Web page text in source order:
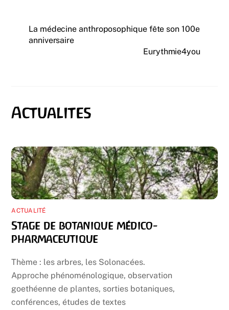
La médecine anthroposophique fête son 100e
anniversaire
Eurythmie4you
ACTUALITÉ
Stage de botanique médico-
pharmaceutique
Thème : les arbres, les Solonacées.
Approche phénoménologique, observation
goethéenne de plantes, sorties botaniques,
conférences, études de textes